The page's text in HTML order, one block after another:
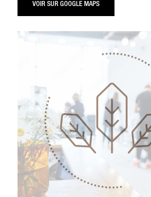
VOIR SUR GOOGLE MAPS